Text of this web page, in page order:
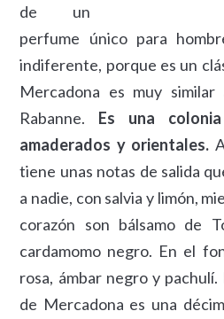
de un
perfume único para
indiferente, porque es un
Mercadona es muy
Rabanne. Es una
amaderados y orientales.
tiene unas notas de salida
a nadie, con salvia y limón,
corazón son bálsamo de
cardamomo negro. En el
rosa, ámbar negro y
de Mercadona es una